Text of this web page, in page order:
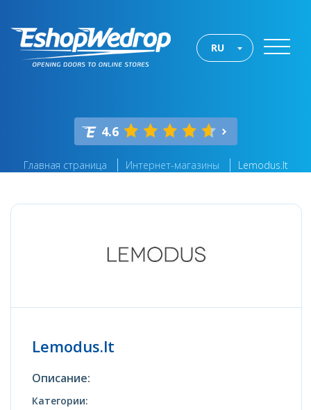
RU
4.6
Главная страница Интернет-магазины Lemodus.lt
Lemodus.lt
Описание:
Категории: